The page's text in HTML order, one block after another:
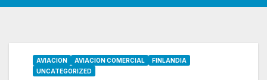
AVIACION AVIACION COMERCIAL
FINLANDIA
UNCATEGORIZED